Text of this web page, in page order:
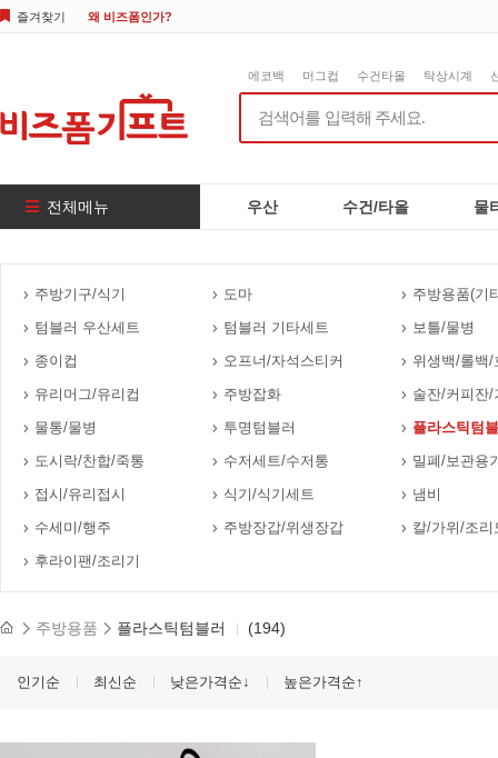
즐겨찾기 왜 비즈폼인가?
에코백 머그컵 수건타올 탁상시계
전체메뉴 우산 수건/타올 물
주방기구/식기 도마
주방용품(기
텀블러 우산세트
텀블러 기타세트
보틀/물병
종이컵
오프너/자석스티커
위생백/롤백/
유리머그/유리컵
주방잡화
술잔/커피잔/
물통/물병
투명텀블러
플라스틱텀
도시락/찬합/죽통
수저세트/수저통
밀폐/보관용
접시/유리접시
식기/식기세트
냄비
수세미/행주
주방장갑/위생장갑
칼/가위/조리
후라이팬/조리기
주방용품 플라스틱텀블러 (194)
인기순 최신순 낮은가격순↓ 높은가격순↑